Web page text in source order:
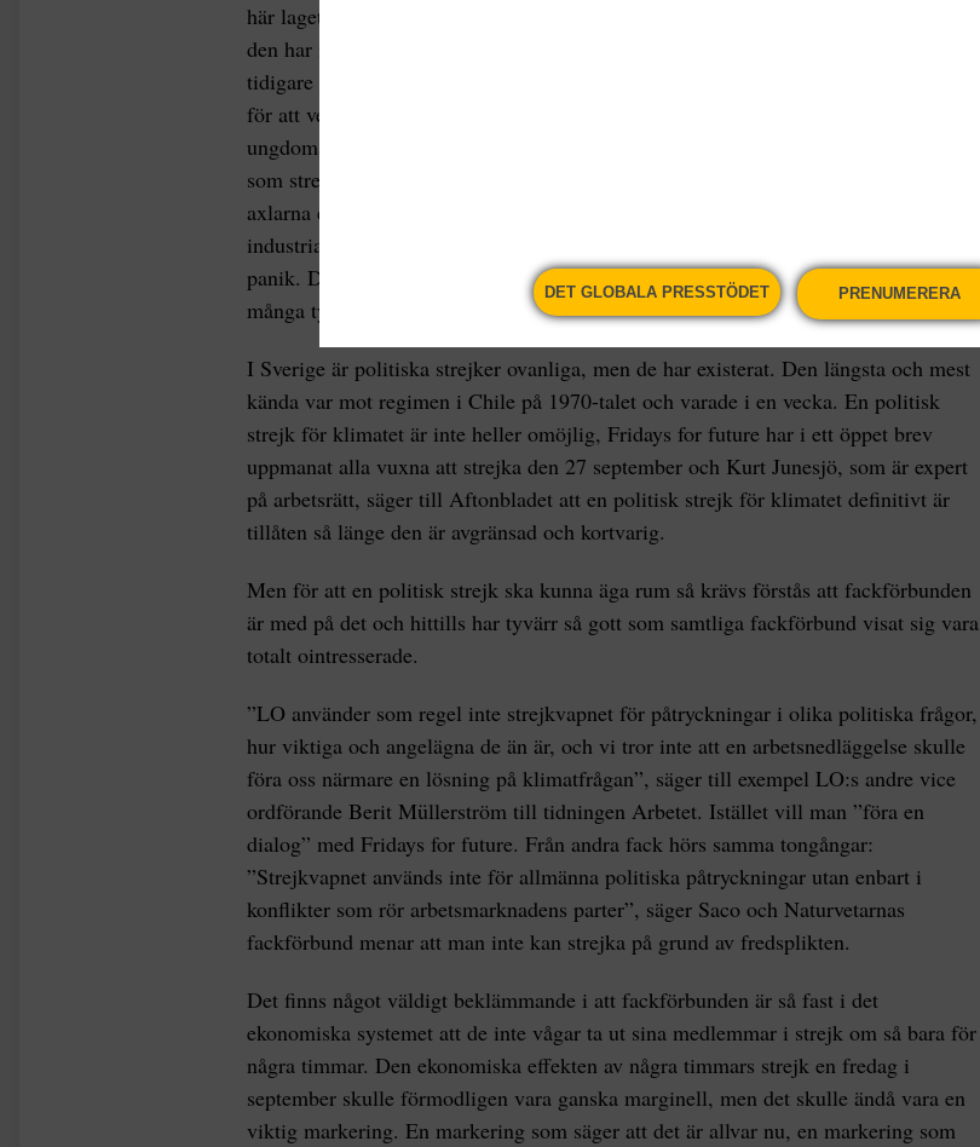
här laget borde veta så mycket bättre. Klimatstrejken har redan gjort stor skillnad,
den har inneburit att många som inte hade någon kunskap om klimatförändringarna
tidigare har fått upp ögonen och den har satt press på världens makthavare. Men
för att verkligen kunna förändra i grunden tror jag det krävs att inte bara
ungdomarna utan också fler vuxna börjar strejka. Så länge det främst är skolelever
som strejkar en dag i veckan så kan politikerna och företagsledarna rycka på
axlarna eller till och med applådera. Men om alla busschaufförer, lärare,
industriarbetare och it-konsulter samfällt gick ut i strejk så skulle de drabbas av
panik. Det skulle ju innebära att de ekonomiska hjulen slutade rulla, vilket för
många tycks vara betydligt mer skrämmande än klimatförändringarna.
I Sverige är politiska strejker ovanliga, men de har existerat. Den längsta och mest
kända var mot regimen i Chile på 1970-talet och varade i en vecka. En politisk
strejk för klimatet är inte heller omöjlig, Fridays for future har i ett öppet brev
uppmanat alla vuxna att strejka den 27 september och Kurt Junesjö, som är expert
på arbetsrätt, säger till Aftonbladet att en politisk strejk för klimatet definitivt är
tillåten så länge den är avgränsad och kortvarig.
Men för att en politisk strejk ska kunna äga rum så krävs förstås att fackförbunden
är med på det och hittills har tyvärr så gott som samtliga fackförbund visat sig vara
totalt ointresserade.
”LO använder som regel inte strejkvapnet för påtryckningar i olika politiska frågor,
hur viktiga och angelägna de än är, och vi tror inte att en arbetsnedläggelse skulle
föra oss närmare en lösning på klimatfrågan”, säger till exempel LO:s andre vice
ordförande Berit Müllerström till tidningen Arbetet. Istället vill man ”föra en
dialog” med Fridays for future. Från andra fack hörs samma tongångar:
”Strejkvapnet används inte för allmänna politiska påtryckningar utan enbart i
konflikter som rör arbetsmarknadens parter”, säger Saco och Naturvetarnas
fackförbund menar att man inte kan strejka på grund av fredsplikten.
Det finns något väldigt beklämmande i att fackförbunden är så fast i det
ekonomiska systemet att de inte vågar ta ut sina medlemmar i strejk om så bara för
några timmar. Den ekonomiska effekten av några timmars strejk en fredag i
september skulle förmodligen vara ganska marginell, men det skulle ändå vara en
viktig markering. En markering som säger att det är allvar nu, en markering som
DET GLOBALA PRESSTÖDET PRENUMERERA